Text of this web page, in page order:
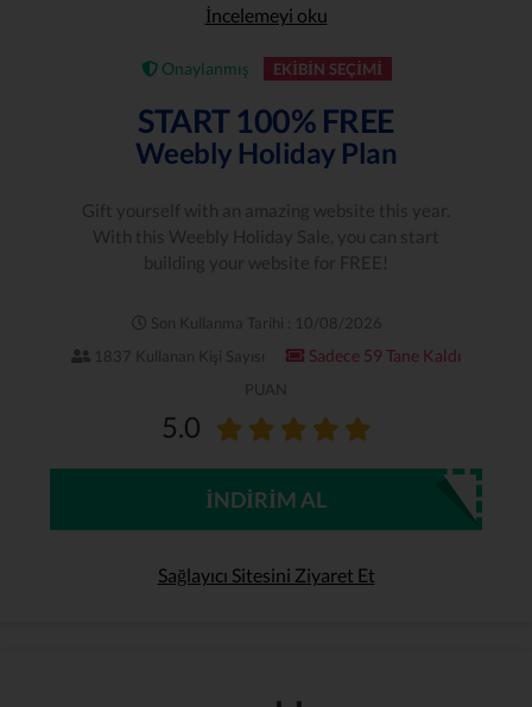
İncelemeyi oku
Onaylanmış EKIBIN SEÇIMI
START 100% FREE
Weebly Holiday Plan
Gift yourself with an amazing website this year.
With this Weebly Holiday Sale, you can start
building your website for FREE!
Son Kullanma Tarihi : 10/08/2026
1837 Kullanan Kişi Sayısı
Sadece 59 Tane Kaldı
PUAN
5.0
İNDIRIM AL
Sağlayıcı Sitesini Ziyaret Et